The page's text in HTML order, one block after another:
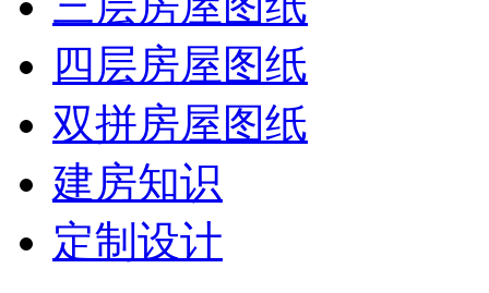
四层房屋图纸
双拼房屋图纸
建房知识
定制设计